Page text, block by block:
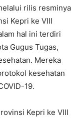
rilis resminya
Kepri ke VIII
hal ini terdiri
Gugus Tugas,
Mereka
kesehatan
19.
Kepri ke VIII